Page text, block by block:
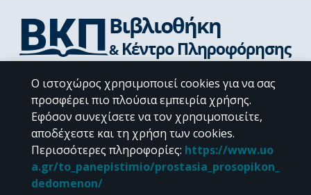
Διεύθυνση Βιβλιοθήκης & Κέντρου Πληροφόρησης
Βιβλιοθήκες Σχολών του ΕΚΠΑ
Υπολογιστικό Κέντρο Βιβλιοθηκών
Επικοινωνία / Helpdesk
Ο ιστοχώρος χρησιμοποιεί cookies για να σας
προσφέρει πιο πλούσια εμπειρία χρήσης.
Εφόσον συνεχίσετε να τον χρησιμοποιείτε,
αποδέχεστε και τη χρήση των cookies.
Περισσότερες πληροφορίες: https://www.uo
a.gr/to_panepistimio/prostasia_prosopikon_
dedomenon/